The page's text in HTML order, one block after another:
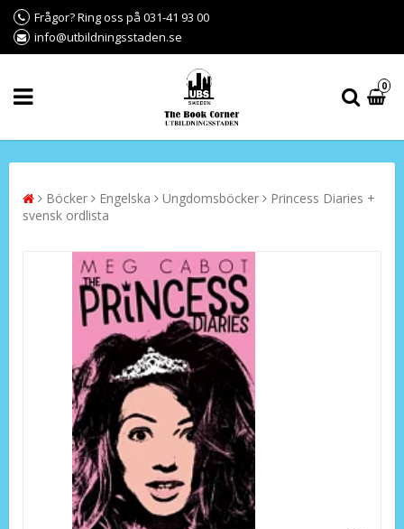
Frågor? Ring oss på 031-41 93 00
info@utbildningsstaden.se
0
Böcker Engelska Ungdomsböcker
Princess Diaries +
svensk ordlista